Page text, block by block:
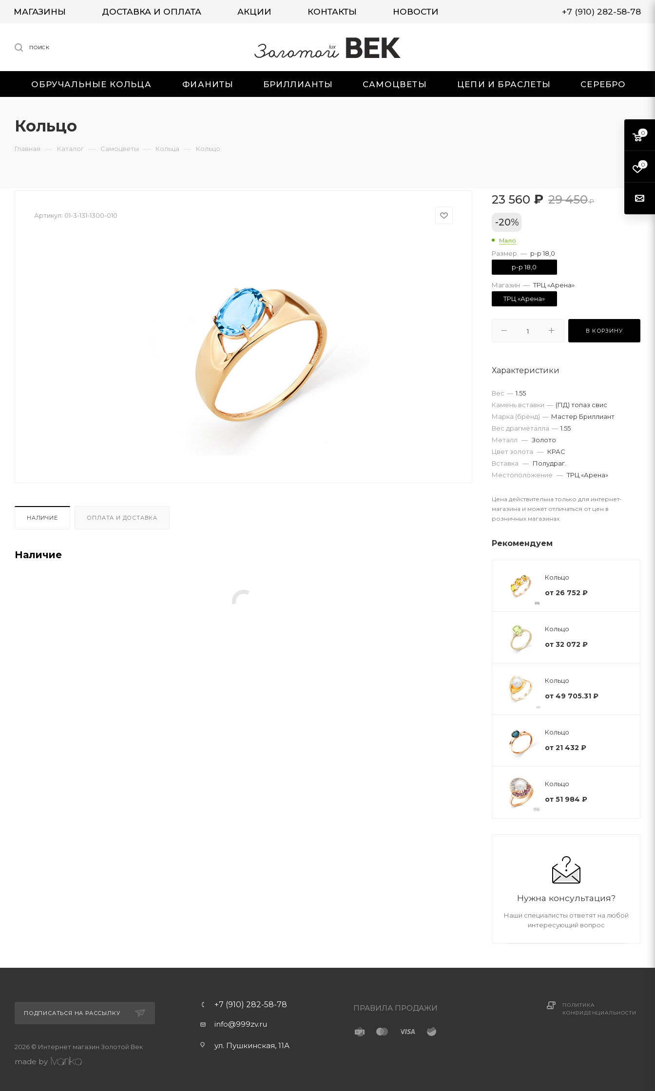
МАГАЗИНЫ ДОСТАВКА И ОПЛАТА АКЦИИ КОНТАКТЫ НОВОСТИ +7 (910) 282-58-78
ПОИСК
ОБРУЧАЛЬНЫЕ КОЛЬЦА ФИАНИТЫ БРИЛЛИАНТЫ САМОЦВЕТЫ ЦЕПИ И БРАСЛЕТЫ СЕРЕБРО
Кольцо
Главная — Каталог — Самоцветы — Кольца — Кольцо
Артикул: 01-3-131-1300-010
НАЛИЧИЕ ОПЛАТА И ДОСТАВКА
Наличие
23 560 ₽ 29 450₽
-20%
Мало
Размер — р-р 18,0
р-р 18,0
Магазин — ТРЦ «Арена»
ТРЦ «Арена»
В КОРЗИНУ
Характеристики
Вес драгметалла — 1.55
Марка (бренд) — Мастер Бриллиант
Вес — 1.55
Камень вставки — (ПД) топаз свис
Металл — Золото
Вставка — Полудраг.
Цвет золота — КРАС
Местоположение — ТРЦ «Арена»
Цена действительна только для интернет-
магазина и может отличаться от цен в
розничных магазинах
Рекомендуем
Кольцо
от 26 752 ₽
Кольцо
от 32 072 ₽
Кольцо
от 49 705.31 ₽
Кольцо
от 21 432 ₽
Кольцо
от 51 984 ₽
Нужна консультация?
Наши специалисты ответят на любой
интересующий вопрос
ПОДПИСАТЬСЯ НА РАССЫЛКУ
2026 © Интернет магазин Золотой Век
made by
+7 (910) 282-58-78
info@999zv.ru
ул. Пушкинская, 11А
ПРАВИЛА ПРОДАЖИ
ПОЛИТИКА
КОНФИДЕНЦИАЛЬНОСТИ
0
0